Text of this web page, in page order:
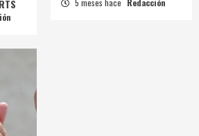
5 meses hace Redacción